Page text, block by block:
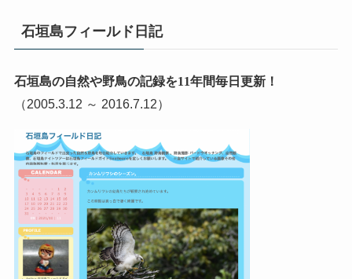
石垣島フィールド日記
石垣島の自然や野鳥の記録を11年間毎日更新！
（2005.3.12 ～ 2016.7.12）